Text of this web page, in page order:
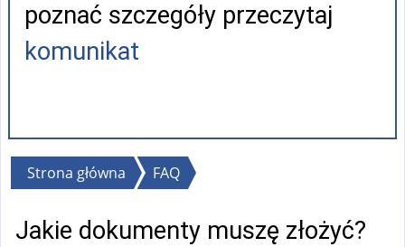
poznać szczegóły przeczytaj
komunikat
Jesteś
Strona główna FAQ
Jakie dokumenty muszę złożyć?